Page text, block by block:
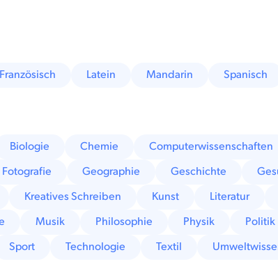
Französisch Latein Mandarin Spanisch
Biologie Chemie Computerwissenschaften
Fotografie Geographie Geschichte
Kreatives Schreiben Kunst Literatur
Musik Philosophie Physik Politik
Sport Technologie Textil